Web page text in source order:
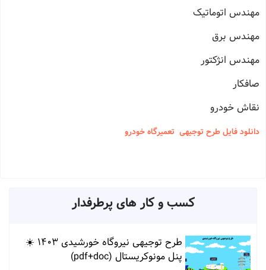
مهندس اتوماتیک
مهندس برق
مهندس انژکتور
صافکار
نقاش خودرو
دانلود فایل طرح توجیهی تعمیرگاه خودرو
کسب و کار های پرطرفدار
طرح توجیهی نیروگاه خورشیدی 1403 ☀️
پنل مونوکریستال (pdf+doc)